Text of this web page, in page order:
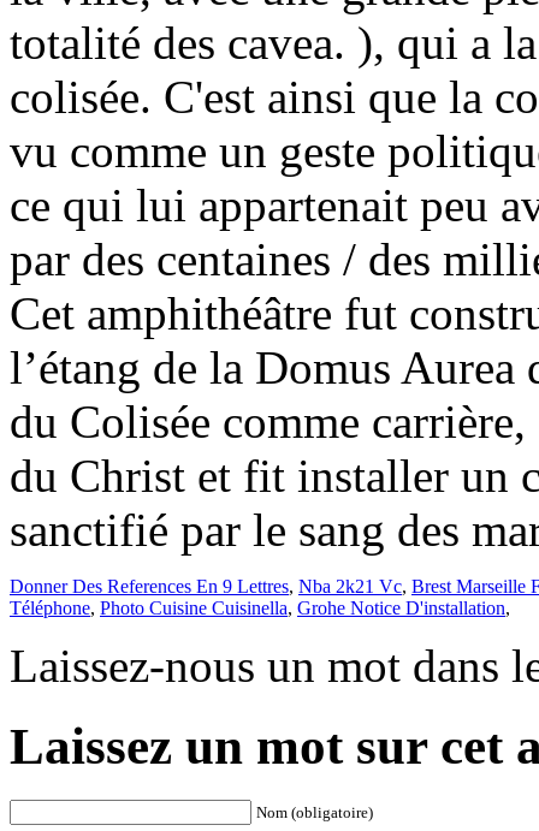
Donner Des References En 9 Lettres, Nba 2k21 Vc, Brest Marseille
Téléphone, Photo Cuisine Cuisinella, Grohe Notice D'installation,
Laissez-nous un mot dans
Laissez un mot sur cet
Nom (obligatoire)